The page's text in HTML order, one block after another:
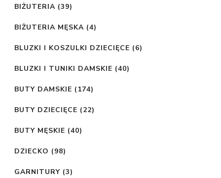
BIŻUTERIA (39)
BIŻUTERIA MĘSKA (4)
BLUZKI I KOSZULKI DZIECIĘCE (6)
BLUZKI I TUNIKI DAMSKIE (40)
BUTY DAMSKIE (174)
BUTY DZIECIĘCE (22)
BUTY MĘSKIE (40)
DZIECKO (98)
GARNITURY (3)